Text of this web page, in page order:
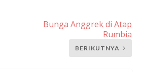
Bunga Anggrek di Atap
Rumbia
BERIKUTNYA